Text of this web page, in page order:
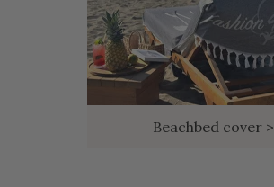
Beachbed cover >